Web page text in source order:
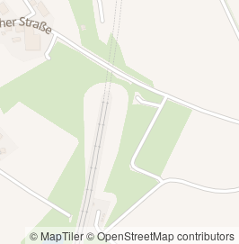
© MapTiler© OpenStreetMap contributors